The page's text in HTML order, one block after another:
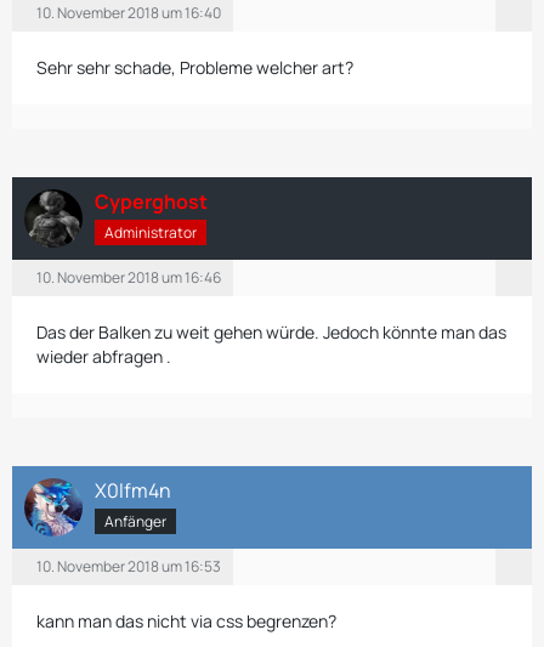
10. November 2018 um 16:40
Sehr sehr schade, Probleme welcher art?
Cyperghost
Administrator
10. November 2018 um 16:46
Das der Balken zu weit gehen würde. Jedoch könnte man das
wieder abfragen .
X0lfm4n
Anfänger
10. November 2018 um 16:53
kann man das nicht via css begrenzen?